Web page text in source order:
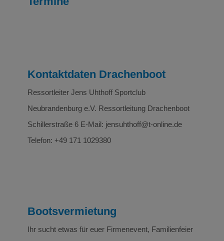
Kontaktdaten Drachenboot
Ressortleiter Jens Uhthoff Sportclub
Neubrandenburg e.V. Ressortleitung Drachenboot
Schillerstraße 6 E-Mail: jensuhthoff@t-online.de
Telefon: +49 171 1029380
Bootsvermietung
Ihr sucht etwas für euer Firmenevent, Familienfeier